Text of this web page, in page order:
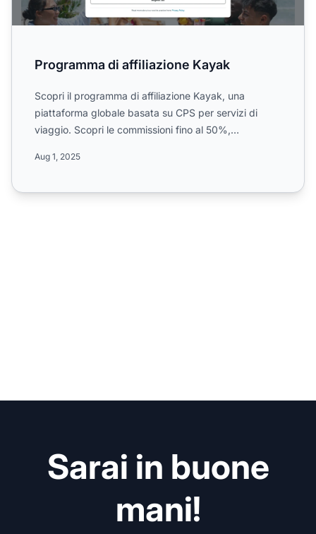
Programma di affiliazione Kayak
Scopri il programma di affiliazione Kayak, una
piattaforma globale basata su CPS per servizi di
viaggio. Scopri le commissioni fino al 50%,
Aug 1, 2025
Sarai in buone
mani!